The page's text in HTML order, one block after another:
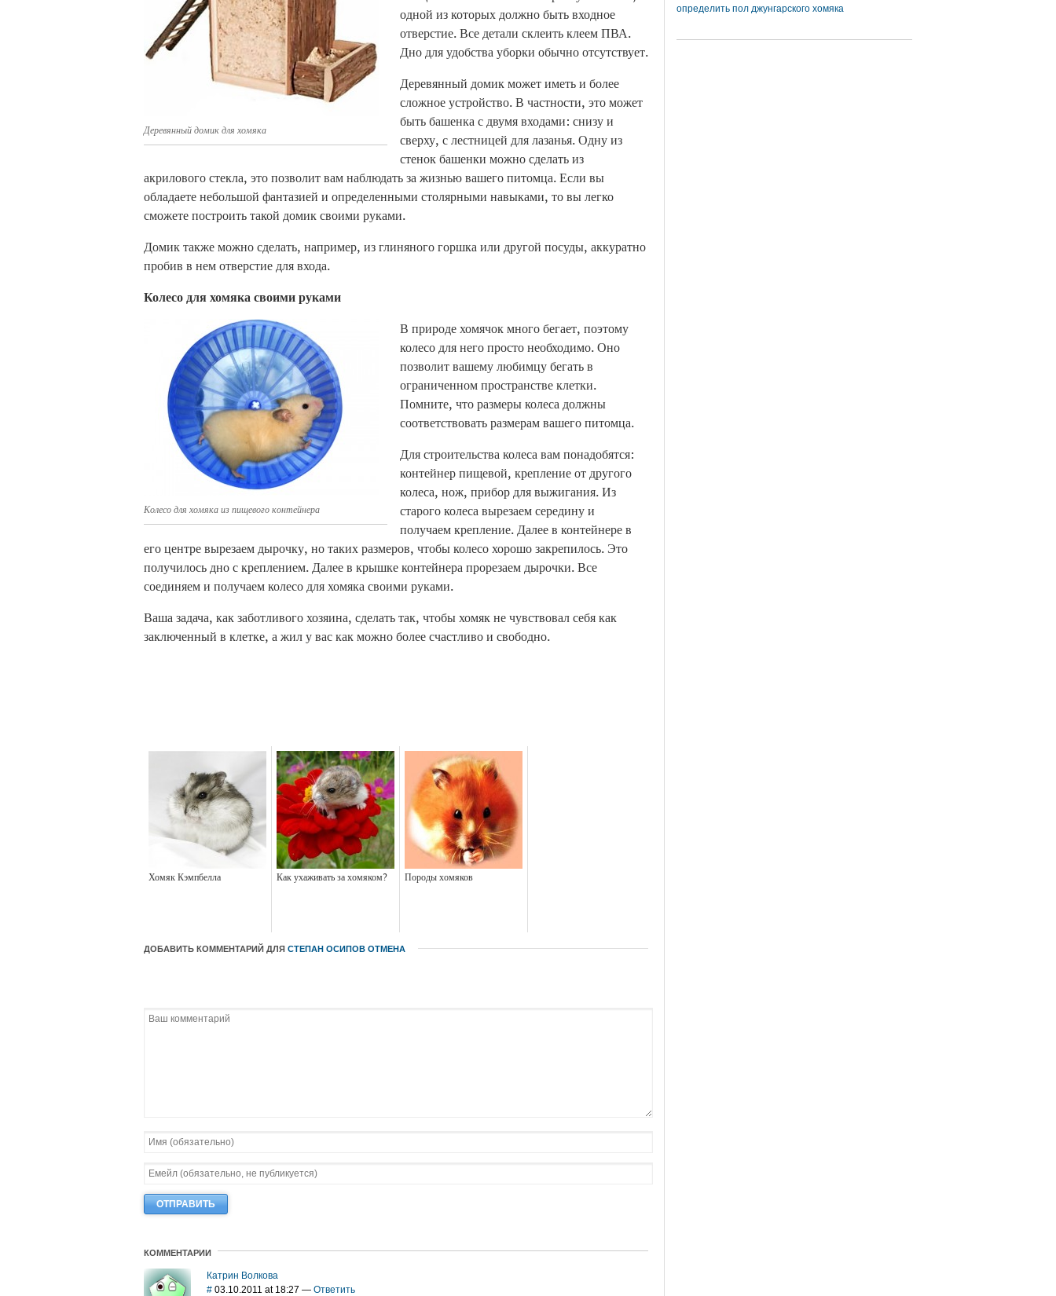
Деревянный домик для хомяка
одной из которых должно быть входное
отверстие. Все детали склеить клеем ПВА.
Дно для удобства уборки обычно отсутствует.
Деревянный домик может иметь и более
сложное устройство. В частности, это может
быть башенка с двумя входами: снизу и
сверху, с лестницей для лазанья. Одну из
стенок башенки можно сделать из
акрилового стекла, это позволит вам наблюдать за жизнью вашего питомца. Если вы
обладаете небольшой фантазией и определенными столярными навыками, то вы легко
сможете построить такой домик своими руками.
Домик также можно сделать, например, из глиняного горшка или другой посуды, аккуратно
пробив в нем отверстие для входа.
Колесо для хомяка своими руками
Колесо для хомяка из пищевого контейнера
В природе хомячок много бегает, поэтому
колесо для него просто необходимо. Оно
позволит вашему любимцу бегать в
ограниченном пространстве клетки.
Помните, что размеры колеса должны
соответствовать размерам вашего питомца.
Для строительства колеса вам понадобятся:
контейнер пищевой, крепление от другого
колеса, нож, прибор для выжигания. Из
старого колеса вырезаем середину и
получаем крепление. Далее в контейнере в
его центре вырезаем дырочку, но таких размеров, чтобы колесо хорошо закрепилось. Это
получилось дно с креплением. Далее в крышке контейнера прорезаем дырочки. Все
соединяем и получаем колесо для хомяка своими руками.
Ваша задача, как заботливого хозяина, сделать так, чтобы хомяк не чувствовал себя как
заключенный в клетке, а жил у вас как можно более счастливо и свободно.
Хомяк Кэмпбелла Как ухаживать за хомяком? Породы хомяков
ДОБАВИТЬ КОММЕНТАРИЙ ДЛЯ СТЕПАН ОСИПОВ ОТМЕНА
КОММЕНТАРИИ
Катрин Волкова
# 03.10.2011 at 18:27 — Ответить
определить пол джунгарского хомяка